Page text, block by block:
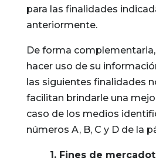
para las finalidades
anteriormente.
De forma
hacer uso de su
las siguientes finalidades
facilitan brindarle una
caso de los medios
números A, B, C y D de la
1. Fines de